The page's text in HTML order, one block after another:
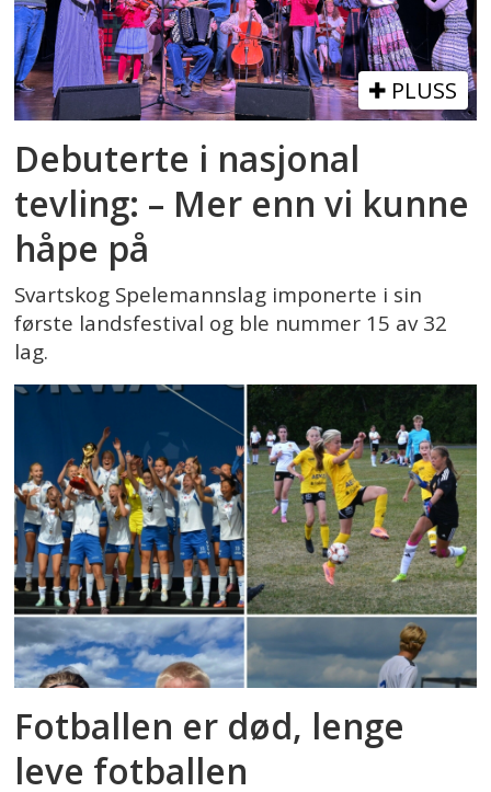
PLUSS
Debuterte i nasjonal
tevling: – Mer enn vi kunne
håpe på
Svartskog Spelemannslag imponerte i sin
første landsfestival og ble nummer 15 av 32
lag.
Fotballen er død, lenge
leve fotballen